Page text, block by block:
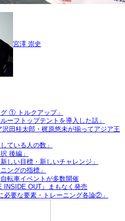
宮澤 崇史
① トルクアップ」
ーフトップテントを導入した話」
田桂太郎・梶原悠未が揃ってアジア王
ている人の数」
後編」
しい目標・新しいチャレンジ」
ングの指標」
転車イベントが多数開催
INSIDE OUT』まもなく発売
必要な要素・トレーニング各論②」